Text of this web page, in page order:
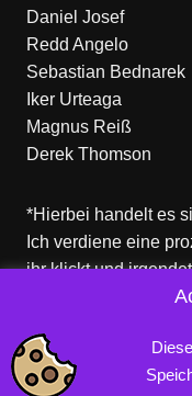
Daniel Josef
Redd Angelo
Sebastian Bednarek
Iker Urteaga
Magnus Reiß
Derek Thomson
*Hierbei handelt es
Ich verdiene eine
ihr klickt und
Produkte dort sind